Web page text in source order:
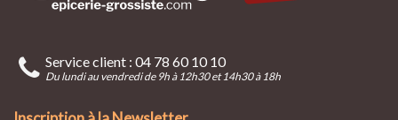
Service client : 04 78 60 10 10
Du lundi au vendredi de 9h à 12h30 et 14h30 à 18h